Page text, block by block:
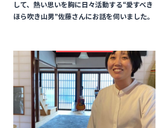
して、熱い思いを胸に日々活動する“愛すべき
ほら吹き山男”佐藤さんにお話を伺いました。